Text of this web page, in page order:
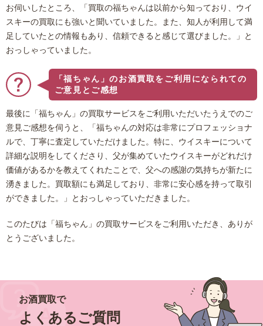
お伺いしたところ、「買取の福ちゃんは以前から知っており、ウイ
スキーの買取にも強いと聞いていました。また、知人が利用して満
足していたとの情報もあり、信頼できると感じて選びました。」と
おっしゃっていました。
「福ちゃん」のお酒買取をご利用になられての
ご意見とご感想
最後に「福ちゃん」の買取サービスをご利用いただいたうえでのご
意見ご感想を伺うと、「福ちゃんの対応は非常にプロフェッショナ
ルで、丁寧に査定していただけました。特に、ウイスキーについて
詳細な説明をしてくださり、父が集めていたウイスキーがどれだけ
価値があるかを教えてくれたことで、父への感謝の気持ちが新たに
湧きました。買取額にも満足しており、非常に安心感を持って取引
ができました。」とおっしゃっていただきました。
このたびは「福ちゃん」の買取サービスをご利用いただき、ありが
とうございました。
お酒買取で
よくあるご質問